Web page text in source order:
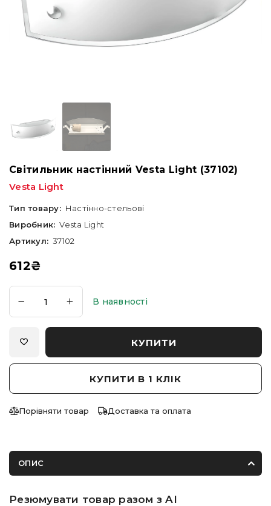
Світильник настінний Vesta Light (37102)
Vesta Light
Тип товару: Настінно-стельові
Виробник: Vesta Light
Артикул: 37102
612₴
В наявності
КУПИТИ
КУПИТИ В 1 КЛІК
Порівняти товар Доставка та оплата
ОПИС
Резюмувати товар разом з AI